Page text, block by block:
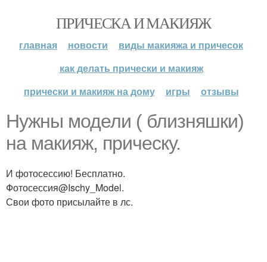
ПРИЧЕСКА И МАКИЯЖ
главная новости
виды макияжа и причесок
как делать прически и макияж
прически и макияж на дому
игры отзывы
Нужны модели ( близняшки)
на макияж, прическу.
И фотосессию! Бесплатно.
Фотосессия@Ischy_Model.
Свои фото присылайте в лс.